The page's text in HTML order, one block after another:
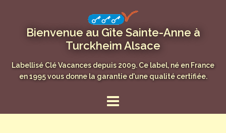
contenuBienvenue au Gîte Sainte-Anne à
Turckheim Alsace
Labellisé Clé Vacances depuis 2009. Ce label, né en France
en 1995 vous donne la garantie d'une qualité certifiée.